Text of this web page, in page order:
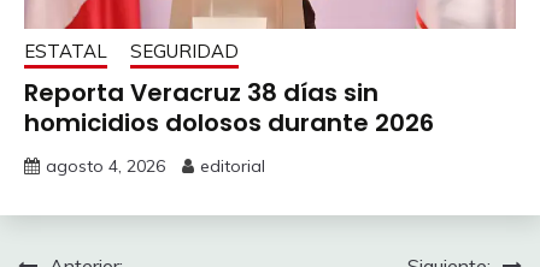
ESTATAL SEGURIDAD
Reporta Veracruz 38 días sin
homicidios dolosos durante 2026
agosto 4, 2026 editorial